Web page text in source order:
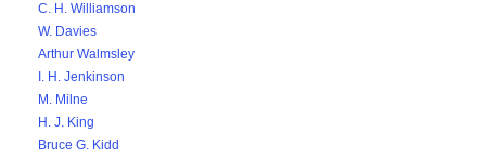
C. H. Williamson
W. Davies
Arthur Walmsley
I. H. Jenkinson
M. Milne
H. J. King
Bruce G. Kidd